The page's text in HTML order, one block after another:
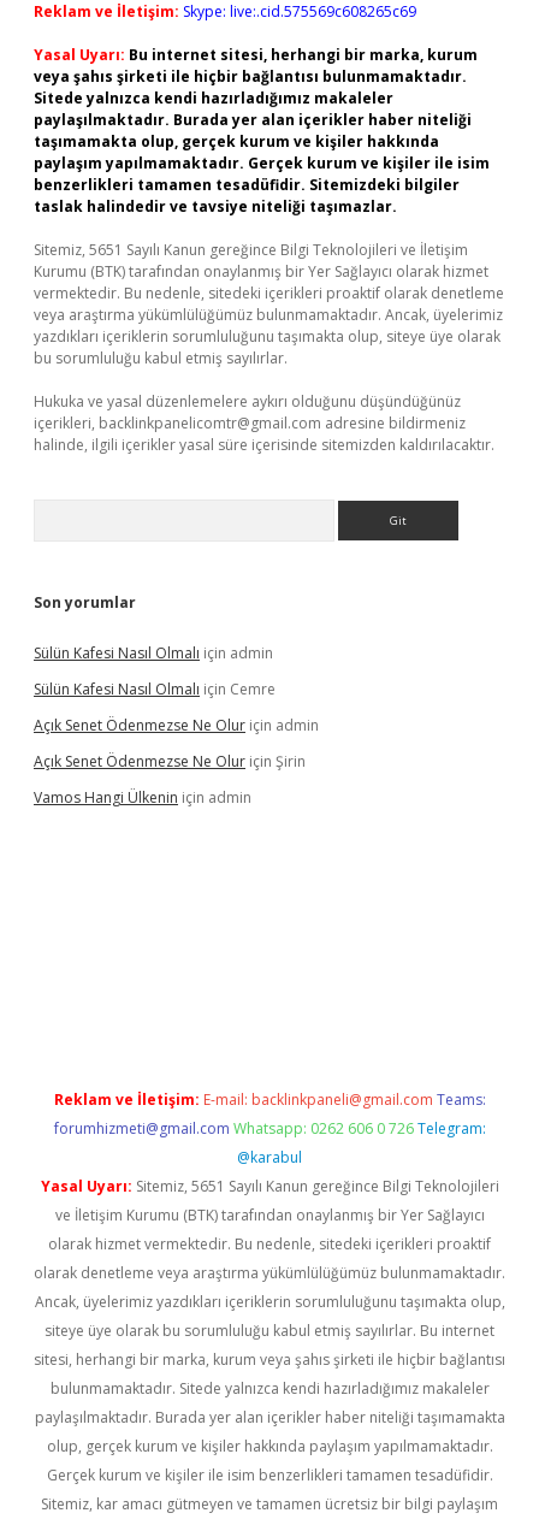
Reklam ve İletişim: Skype: live:.cid.575569c608265c69
Yasal Uyarı: Bu internet sitesi, herhangi bir marka, kurum
veya şahıs şirketi ile hiçbir bağlantısı bulunmamaktadır.
Sitede yalnızca kendi hazırladığımız makaleler
paylaşılmaktadır. Burada yer alan içerikler haber niteliği
taşımamakta olup, gerçek kurum ve kişiler hakkında
paylaşım yapılmamaktadır. Gerçek kurum ve kişiler ile isim
benzerlikleri tamamen tesadüfidir. Sitemizdeki bilgiler
taslak halindedir ve tavsiye niteliği taşımazlar.
Sitemiz, 5651 Sayılı Kanun gereğince Bilgi Teknolojileri ve İletişim
Kurumu (BTK) tarafından onaylanmış bir Yer Sağlayıcı olarak hizmet
vermektedir. Bu nedenle, sitedeki içerikleri proaktif olarak denetleme
veya araştırma yükümlülüğümüz bulunmamaktadır. Ancak, üyelerimiz
yazdıkları içeriklerin sorumluluğunu taşımakta olup, siteye üye olarak
bu sorumluluğu kabul etmiş sayılırlar.
Hukuka ve yasal düzenlemelere aykırı olduğunu düşündüğünüz
içerikleri, backlinkpanelicomtr@gmail.com adresine bildirmeniz
halinde, ilgili içerikler yasal süre içerisinde sitemizden kaldırılacaktır.
Son yorumlar
Sülün Kafesi Nasıl Olmalı için admin
Sülün Kafesi Nasıl Olmalı için Cemre
Açık Senet Ödenmezse Ne Olur için admin
Açık Senet Ödenmezse Ne Olur için Şirin
Vamos Hangi Ülkenin için admin
Reklam ve İletişim: E-mail: backlinkpaneli@gmail.com Teams:
forumhizmeti@gmail.com Whatsapp: 0262 606 0 726 Telegram:
@karabul
Yasal Uyarı: Sitemiz, 5651 Sayılı Kanun gereğince Bilgi Teknolojileri
ve İletişim Kurumu (BTK) tarafından onaylanmış bir Yer Sağlayıcı
olarak hizmet vermektedir. Bu nedenle, sitedeki içerikleri proaktif
olarak denetleme veya araştırma yükümlülüğümüz bulunmamaktadır.
Ancak, üyelerimiz yazdıkları içeriklerin sorumluluğunu taşımakta olup,
siteye üye olarak bu sorumluluğu kabul etmiş sayılırlar. Bu internet
sitesi, herhangi bir marka, kurum veya şahıs şirketi ile hiçbir bağlantısı
bulunmamaktadır. Sitede yalnızca kendi hazırladığımız makaleler
paylaşılmaktadır. Burada yer alan içerikler haber niteliği taşımamakta
olup, gerçek kurum ve kişiler hakkında paylaşım yapılmamaktadır.
Gerçek kurum ve kişiler ile isim benzerlikleri tamamen tesadüfidir.
Sitemiz, kar amacı gütmeyen ve tamamen ücretsiz bir bilgi paylaşım